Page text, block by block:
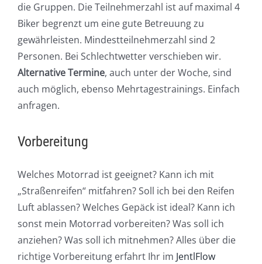
die Gruppen. Die Teilnehmerzahl ist auf maximal 4
Biker begrenzt um eine gute Betreuung zu
gewährleisten. Mindestteilnehmerzahl sind 2
Personen. Bei Schlechtwetter verschieben wir.
Alternative Termine, auch unter der Woche, sind
auch möglich, ebenso Mehrtagestrainings. Einfach
anfragen.
Vorbereitung
Welches Motorrad ist geeignet? Kann ich mit
„Straßenreifen“ mitfahren? Soll ich bei den Reifen
Luft ablassen? Welches Gepäck ist ideal? Kann ich
sonst mein Motorrad vorbereiten? Was soll ich
anziehen? Was soll ich mitnehmen? Alles über die
richtige Vorbereitung erfahrt Ihr im JentlFlow